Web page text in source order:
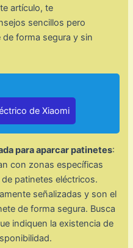
artículo, te
sencillos pero
forma segura y sin
de Xiaomi
para aparcar patinetes:
con zonas específicas
patinetes eléctricos.
señalizadas y son el
de forma segura. Busca
indiquen la existencia de